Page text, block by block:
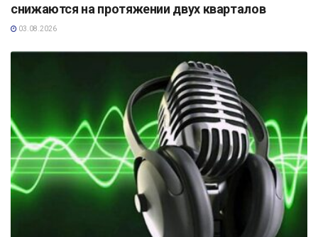
снижаются на протяжении двух кварталов
03.08.2026